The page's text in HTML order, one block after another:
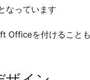
なっています
Officeを付けること